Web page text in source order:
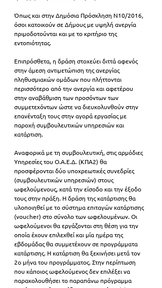
Όπως και στην Δημόσια Πρόσκληση Ν10/2016,
όσοι κατοικούν σε Δήμους με υψηλή ανεργία
πριμοδοτούνται και με το κριτήριο της
εντοπιότητας.
Επιπρόσθετα, η δράση στοχεύει διττά αφενός
στην άμεση αντιμετώπιση της ανεργίας
πληθυσμιακών ομάδων που πλήττονται
περισσότερο από την ανεργία και αφετέρου
στην αναβάθμιση των προσόντων των
συμμετεχόντων ώστε να διευκολυνθούν στην
επανένταξη τους στην αγορά εργασίας με
παροχή συμβουλευτικών υπηρεσιών και
κατάρτιση.
Αναφορικά με τη συμβουλευτική, στις αρμόδιες
Υπηρεσίες του Ο.Α.Ε.Δ. (ΚΠΑ2) θα
προσφέρονται δύο υποχρεωτικές συνεδρίες
(συμβουλευτικών υπηρεσιών) στους
ωφελούμενους, κατά την είσοδο και την έξοδο
τους στην πράξη. Η δράση της κατάρτισης θα
υλοποιηθεί με το σύστημα επιταγών κατάρτισης
(voucher) στο σύνολο των ωφελουμένων. Οι
ωφελούμενοι θα εργάζονται στη θέση για την
οποία έχουν επιλεχθεί και μία ημέρα της
εβδομάδας θα συμμετέχουν σε προγράμματα
κατάρτισης. Η κατάρτιση θα ξεκινήσει μετά τον
2ο μήνα του προγράμματος. Στην περίπτωση
που κάποιος ωφελούμενος δεν επιλέξει να
παρακολουθήσει το παραπάνω πρόγραμμα